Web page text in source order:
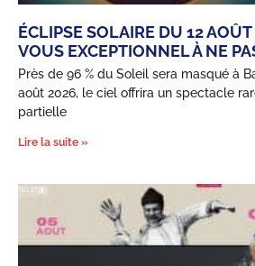
ÉCLIPSE SOLAIRE DU 12
VOUS EXCEPTIONNEL À NE
Près de 96 % du Soleil sera masqué à
août 2026, le ciel offrira un spectacle
partielle
Lire la suite »